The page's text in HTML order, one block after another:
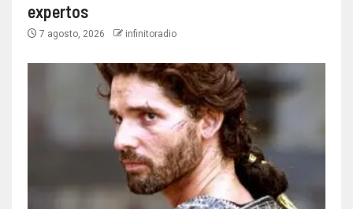
expertos
7 agosto, 2026 infinitoradio